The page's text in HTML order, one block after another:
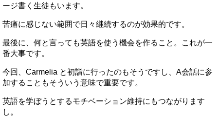
ージ書く生徒もいます。
苦痛に感じない範囲で日々継続するのが効果的です。
最後に、何と言っても英語を使う機会を作ること。これが一
番大事です。
今回、Carmelia と初詣に行ったのもそうですし、A会話に参
加することもそういう意味で重要です。
英語を学ぼうとするモチベーション維持にもつながります
し。